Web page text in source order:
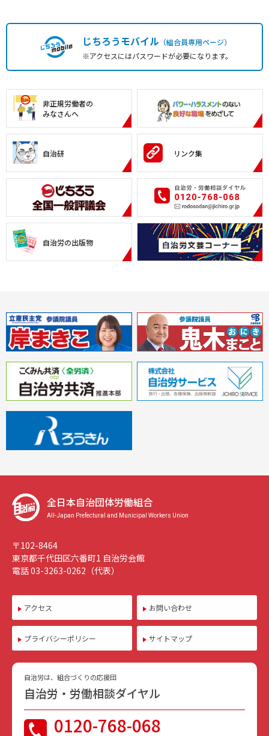
じちろうモバイル（組合員専用ページ）
※アクセスにはパスワードが必要になります。
非正規労働者の
みなさんへ
自治研 リンク集
自治労の出版物
全日本自治団体労働組合
All-Japan Prefectural and Municipal Workers Union
〒102-8464
東京都千代田区六番町1 自治労会館
電話 03-3263-0262（代表）
アクセス お問い合わせ
プライバシーポリシー サイトマップ
自治労は、組合づくりの応援団
自治労・労働相談ダイヤル
0120-768-068